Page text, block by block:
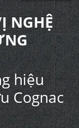
NGHỆ
hiệu
Cognac